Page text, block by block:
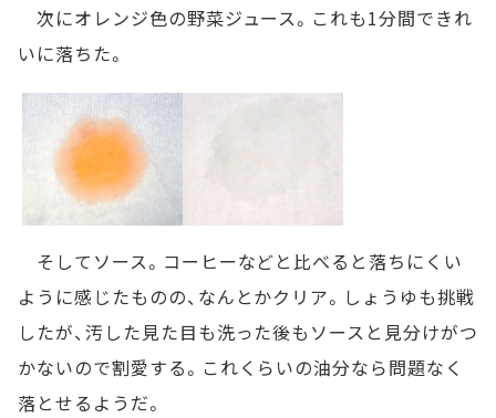
次にオレンジ色の野菜ジュース。これも1分間できれ
いに落ちた。
そしてソース。コーヒーなどと比べると落ちにくい
ように感じたものの、なんとかクリア。しょうゆも挑戦
したが、汚した見た目も洗った後もソースと見分けがつ
かないので割愛する。これくらいの油分なら問題なく
落とせるようだ。